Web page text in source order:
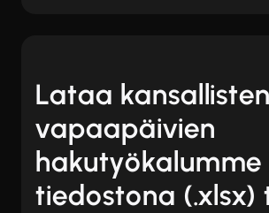
Lataa kansallisten
vapaapäivien
hakutyökalumme
tiedostona (.xlsx)